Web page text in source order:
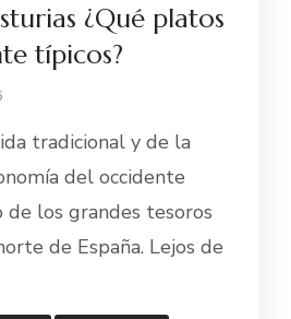
¿Qué platos
típicos?
tradicional y de la
del occidente
de los grandes tesoros
de España. Lejos de